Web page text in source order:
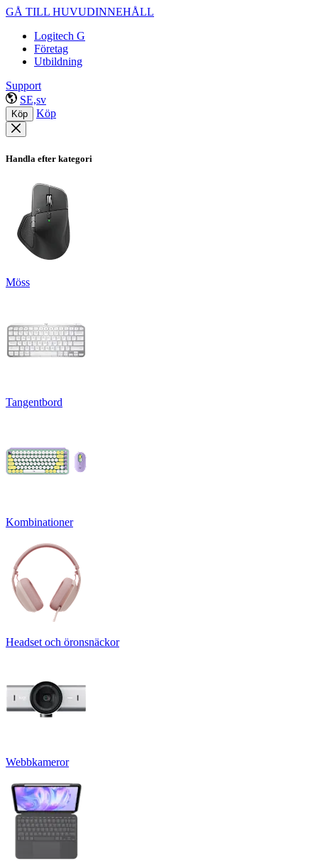
GÅ TILL HUVUDINNEHÅLL
Logitech G
Företag
Utbildning
Support
SE,sv
Köp Köp
Handla efter kategori
Möss
Tangentbord
Kombinationer
Headset och öronsnäckor
Webbkameror